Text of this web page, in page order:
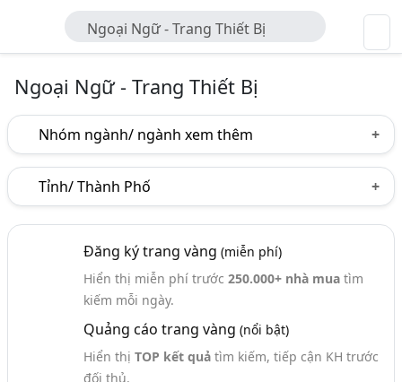
Ngoại Ngữ - Trang Thiết Bị
Ngoại Ngữ - Trang Thiết Bị
Nhóm ngành/ ngành xem thêm
Ngành nghề
Tỉnh/ Thành Phố
Đăng ký trang vàng (miễn phí)
Hiển thị miễn phí trước 250.000+ nhà muatìm
kiếm mỗi ngày.
Quảng cáo trang vàng (nổi bật)
Hiển thị TOP kết quảtìm kiếm, tiếp cận KH trước
đối thủ.